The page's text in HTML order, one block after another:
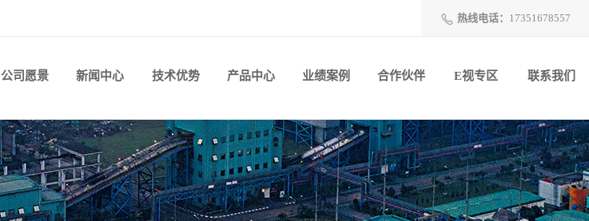
热线电话： 17351678557
公司愿景 新闻中心 技术优势 产品中心 业绩案例 合作伙伴 E视专区 联系我们